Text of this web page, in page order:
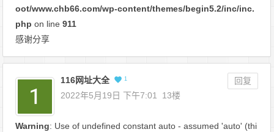
oot/www.chb66.com/wp-content/themes/begin5.2/inc/inc.
php on line911
感谢分享
116网址大全 1
回复
2022年5月19日 下午7:01
13楼
Warning: Use of undefined constant auto - assumed 'auto' (thi